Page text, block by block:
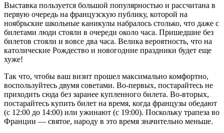
Выставка пользуется большой популярностью и рассчитана в
первую очередь на французскую публику, которой на
ноябрьские школьные каникулы набралось столько, что даже с
билетами люди стояли в очереди около часа. Пришедшие без
билетов стояли и вовсе два часа. Велика вероятность, что на
католические Рождество и новогодние праздники будет еще
хуже!
Так что, чтобы ваш визит прошел максимально комфортно,
воспользуйтесь двумя советами. Во-первых, постарайтесь не
приходить сюда без заранее купленного билета. Во-вторых,
постарайтесь купить билет на время, когда французы обедают
(с 12:00 до 14:00) или ужинают (с 19:00). Поскольку трапеза во
Франции — святое, народу в это время значительно меньше.